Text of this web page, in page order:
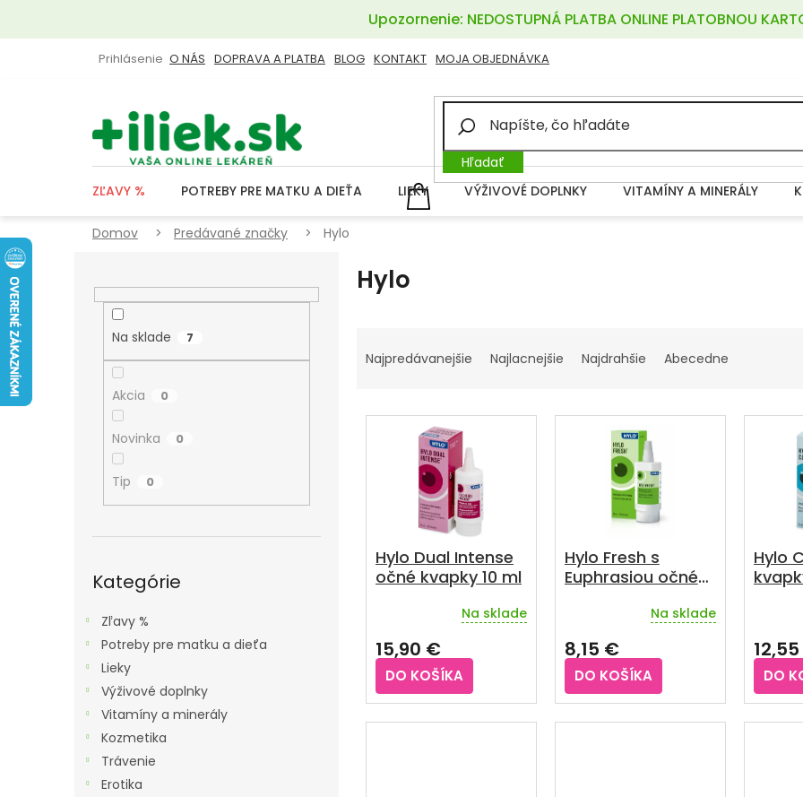
obsah
Upozornenie: NEDOSTUPNÁ PLATBA ONLINE PLATOBNOU
O NÁS DOPRAVA A PLATBA BLOG KONTAKT MOJA OBJEDNÁVKA
Prihlásenie
Hľadať
NÁKUPNÝ
KOŠÍK
ZĽAVY % POTREBY PRE MATKU A DIEŤA LIEKY VÝŽIVOVÉ DOPLNKY VITAMÍNY A MINERÁLY
Domov Predávané značky Hylo
Na sklade 7
Akcia 0
Novinka 0
Tip 0
kategórie
Kategórie
Zľavy %
Potreby pre matku a dieťa
Lieky
Výživové doplnky
Vitamíny a minerály
Kozmetika
Trávenie
Erotika
Hylo
A
E
V
Najpredávanejšie Najlacnejšie Najdrahšie Abecedne
V
O
V
Hylo Dual Intense
očné kvapky 10 ml
Na sklade
15,90 €
DO KOŠÍKA
Hylo Fresh s
Euphrasiou očné
produktu
je
5,0
z
5
Na sklade
8,15 €
DO KOŠÍKA
Hylo
je
4,5
z
5
DO